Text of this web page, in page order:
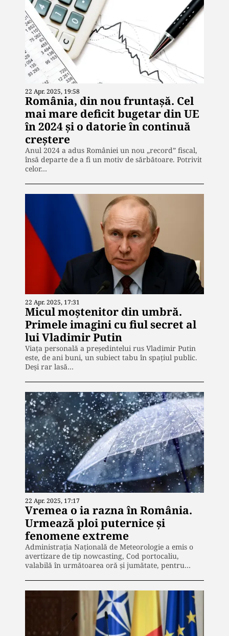
22 Apr. 2025, 19:58
România, din nou fruntașă. Cel
mai mare deficit bugetar din UE
în 2024 și o datorie în continuă
creștere
Anul 2024 a adus României un nou „record” fiscal,
însă departe de a fi un motiv de sărbătoare. Potrivit
celor…
22 Apr. 2025, 17:31
Micul moștenitor din umbră.
Primele imagini cu fiul secret al
lui Vladimir Putin
Viața personală a președintelui rus Vladimir Putin
este, de ani buni, un subiect tabu în spațiul public.
Deși rar lasă…
22 Apr. 2025, 17:17
Vremea o ia razna în România.
Urmează ploi puternice și
fenomene extreme
Administrația Națională de Meteorologie a emis o
avertizare de tip nowcasting, Cod portocaliu,
valabilă în următoarea oră și jumătate, pentru…